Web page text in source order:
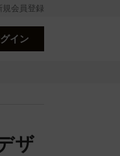
規会員登録
イン
ザ